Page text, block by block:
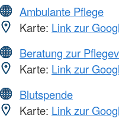
Ambulante Pflege
Karte: Link zur
Beratung zur
Karte: Link zur
Blutspende
Karte: Link zur